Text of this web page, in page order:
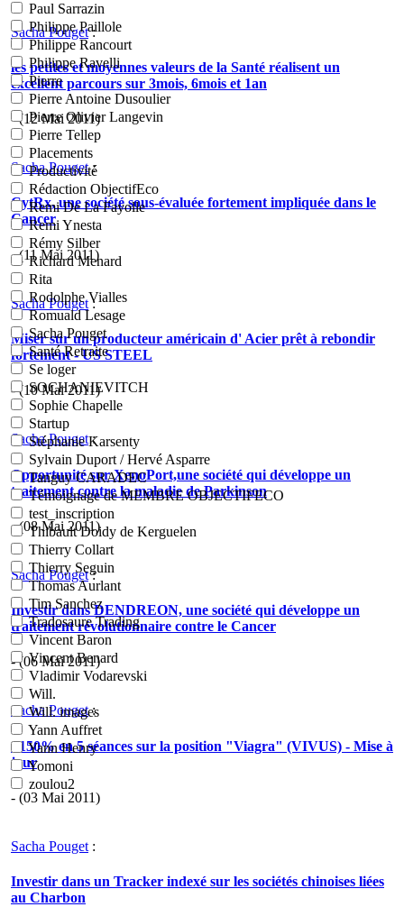
Paul Sarrazin
Philippe Paillole
Philippe Rancourt
Philippe Ravelli
Pierre
Pierre Antoine Dusoulier
Pierre Olivier Langevin
Pierre Tellep
Placements
Productivité
Rédaction ObjectifEco
Remi De La Fayolle
Remi Ynesta
Rémy Silber
Richard Menard
Rita
Rodolphe Vialles
Romuald Lesage
Sacha Pouget
Santé Retraite
Se loger
SOCHANIEVITCH
Sophie Chapelle
Startup
Stéphanie Karsenty
Sylvain Duport / Hervé Asparre
Tanguy CARADEC
Témoignage de MEMBRE OBJECTIFECO
test_inscription
Thibault Doidy de Kerguelen
Thierry Collart
Thierry Seguin
Thomas Aurlant
Tim Sanchez
Tradosaure Trading
Vincent Baron
Vincent Benard
Vladimir Vodarevski
Will.
Will. images
Yann Auffret
Yann Henry
Yomoni
zoulou2
Sacha Pouget:
les petites et moyennes valeurs de la Santé réalisent un
excellent parcours sur 3mois, 6mois et 1an
- (12 Mai 2011)
Sacha Pouget:
CytRx, une société sous-évaluée fortement impliquée dans le
Cancer
- (11 Mai 2011)
Sacha Pouget:
Miser sur un producteur américain d' Acier prêt à rebondir
fortement - US STEEL
- (10 Mai 2011)
Sacha Pouget:
Opportunité sur XenoPort,une société qui développe un
traitement contre la maladie de Parkinson
- (08 Mai 2011)
Sacha Pouget:
Investir dans DENDREON, une société qui développe un
traitement révolutionnaire contre le Cancer
- (06 Mai 2011)
Sacha Pouget:
+150% en 5 séances sur la position "Viagra" (VIVUS) - Mise à
jour
- (03 Mai 2011)
Sacha Pouget :
Investir dans un Tracker indexé sur les sociétés chinoises liées
au Charbon